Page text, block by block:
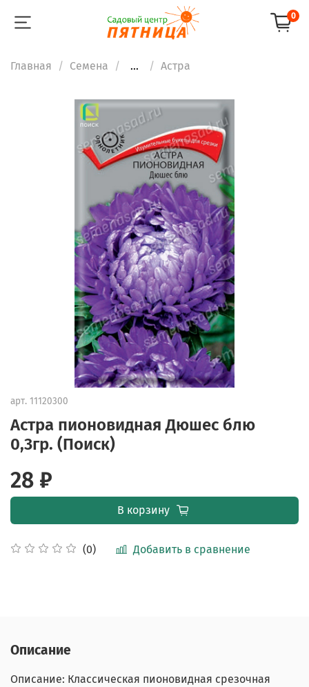
0
Главная Семена ... Астра
арт. 11120300
Астра пионовидная Дюшес блю
0,3гр. (Поиск)
(0) Добавить в сравнение
28 ₽
В корзину
Описание
Описание: Классическая пионовидная срезочная